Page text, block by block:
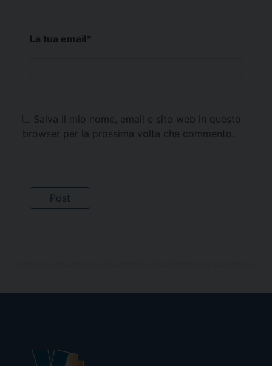
La tua email*
Salva il mio nome, email e sito web in questo
browser per la prossima volta che commento.